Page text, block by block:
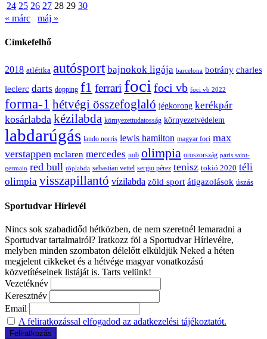
24 25 26 27 28 29 30
« márc
máj »
Címkefelhő
2018 atlétika autósport bajnokok ligája barcelona botrány charles
leclerc darts dopping f1 ferrari foci foci vb foci vb 2022
forma-1 hétvégi összefoglaló jégkorong kerékpár
kosárlabda kézilabda környezettudatosság környezetvédelem
labdarúgás lando norris lewis hamilton magyar foci max
verstappen mclaren mercedes nob olimpia oroszország paris saint-
germain red bull röplabda sebastian vettel sergio pérez tenisz tokió 2020 téli
olimpia visszapillantó vízilabda zöld sport átigazolások úszás
Sportudvar Hírlevél
Nincs sok szabadidőd hétközben, de nem szeretnél lemaradni a
Sportudvar tartalmairól? Iratkozz föl a Sportudvar Hírlevélre,
melyben minden szombaton délelőtt elküldjük Neked a héten
megjelent cikkeket és a hétvége magyar vonatkozású
közvetítéseinek listáját is. Tarts velünk!
Vezetéknév
Keresztnév
Email
A feliratkozással elfogadod az adatkezelési tájékoztatót.